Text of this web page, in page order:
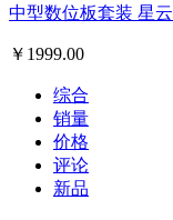
中型数位板套装 星
￥ 1999.00
综合
销量
价格
评论
新品